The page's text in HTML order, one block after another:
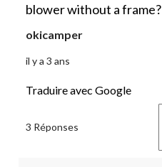
blower without a frame?
okicamper
il y a 3 ans
Traduire avec Google
3 Réponses